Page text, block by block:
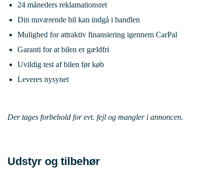
24 måneders reklamationsret
Din nuværende bil kan indgå i handlen
Mulighed for attraktiv finansiering igennem CarPal
Garanti for at bilen er gældfri
Uvildig test af bilen før køb
Leveres nysynet
Der tages forbehold for evt. fejl og mangler i annoncen.
Udstyr og tilbehør